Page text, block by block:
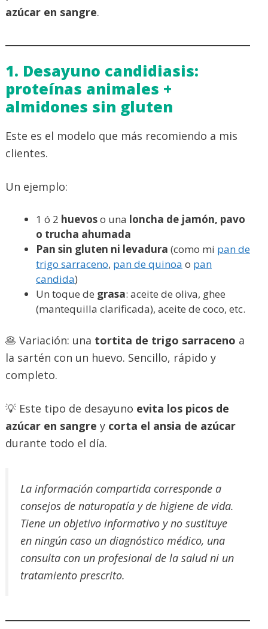
azúcar en sangre.
1. Desayuno candidiasis:
proteínas animales +
almidones sin gluten
Este es el modelo que más recomiendo a mis
clientes.
Un ejemplo:
1 ó 2 huevoso una loncha de jamón, pavo
o trucha ahumada
Pan sin gluten ni levadura (como mi pan de
trigo sarraceno, pan de quinoa o pan
candida)
Un toque de grasa: aceite de oliva, ghee
(mantequilla clarificada), aceite de coco, etc.
🥞 Variación: una tortita de trigo sarraceno a
la sartén con un huevo. Sencillo, rápido y
completo.
💡 Este tipo de desayuno evita los picos de
azúcar en sangre y corta el ansia de azúcar
durante todo el día.
La información compartida corresponde a
consejos de naturopatía y de higiene de vida.
Tiene un objetivo informativo y no sustituye
en ningún caso un diagnóstico médico, una
consulta con un profesional de la salud ni un
tratamiento prescrito.